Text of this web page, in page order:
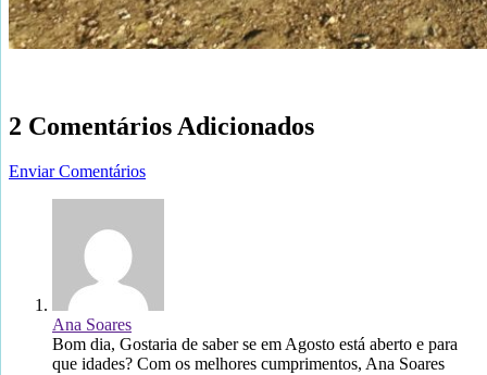
2 Comentários Adicionados
Enviar Comentários
Ana Soares
Bom dia, Gostaria de saber se em Agosto está aberto e para
que idades? Com os melhores cumprimentos, Ana Soares